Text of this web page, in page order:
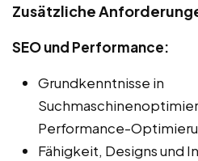
Zusätzliche
SEO und Performance:
Grundkenntnisse in
Performance-
Fähigkeit, Designs und